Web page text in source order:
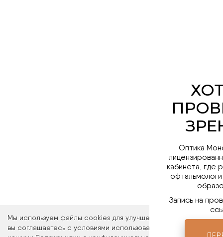
Мы используем файлы cookies для улучшения работы сайта.
вы соглашаетесь с условиями использования файлов cookies.
Оптика
кабинета, где
Запись на